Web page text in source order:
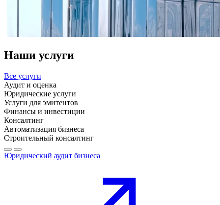
Наши услуги
Все услуги
Аудит и оценка
Юридические услуги
Услуги для эмитентов
Финансы и инвестиции
Консалтинг
Автоматизация бизнеса
Строительный консалтинг
Юридический аудит бизнеса